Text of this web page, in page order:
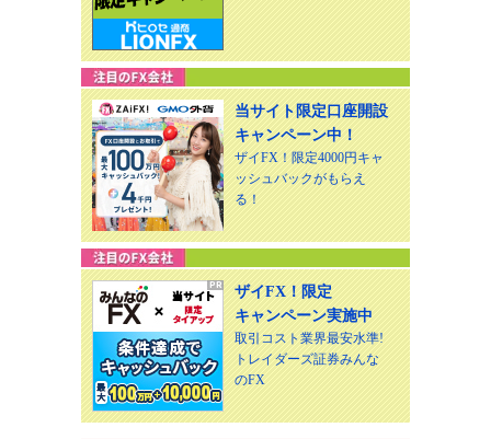
当サイト限定口座開設
キャンペーン中！
ザイFX！限定4000円キャ
ッシュバックがもらえ
る！
ザイFX！限定
キャンペーン実施中
取引コスト業界最安水準!
トレイダーズ証券みんな
のFX